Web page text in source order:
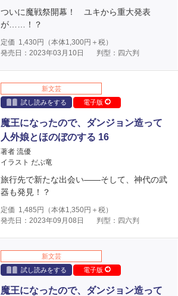
ついに魔戦祭開幕！ ユキから重大発表
が……！？
定価 1,430円（本体1,300円＋税）
発売日：2023年03月10日
判型：四六判
新文芸
試し読みをする
電子版
魔王になったので、ダンジョン造って
人外娘とほのぼのする 16
著者 流優
イラスト だぶ竜
旅行先で新たな出会い――そして、神代の武
器も発見！？
定価 1,485 円（本体1,350円＋税）
発売日：2023年09月08日
判型：四六判
新文芸
試し読みをする
電子版
魔王になったので、ダンジョン造って